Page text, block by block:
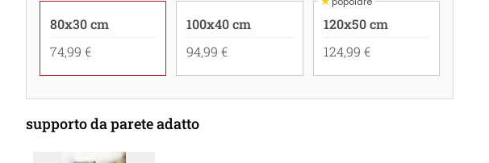
80x30 cm
74,99 €
100x40 cm
94,99 €
120x50 cm
124,99 €
supporto da parete adatto